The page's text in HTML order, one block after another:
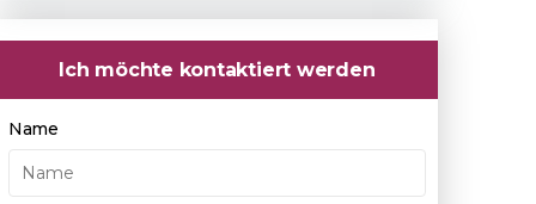
Ich möchte kontaktiert werden
Name